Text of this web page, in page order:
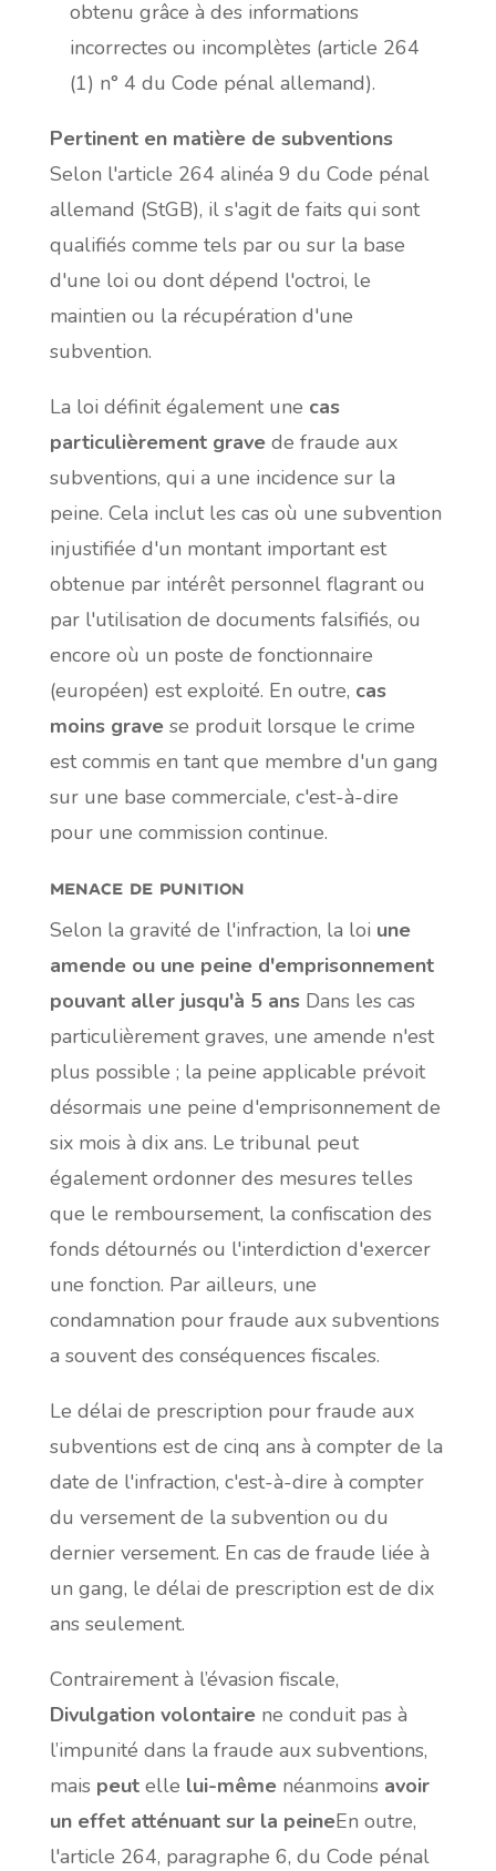
obtenu grâce à des informations
incorrectes ou incomplètes (article 264
(1) n° 4 du Code pénal allemand).
Pertinent en matière de subventions
Selon l'article 264 alinéa 9 du Code pénal
allemand (StGB), il s'agit de faits qui sont
qualifiés comme tels par ou sur la base
d'une loi ou dont dépend l'octroi, le
maintien ou la récupération d'une
subvention.
La loi définit également une cas
particulièrement gravede fraude aux
subventions, qui a une incidence sur la
peine. Cela inclut les cas où une subvention
injustifiée d'un montant important est
obtenue par intérêt personnel flagrant ou
par l'utilisation de documents falsifiés, ou
encore où un poste de fonctionnaire
(européen) est exploité. En outre, cas
moins gravese produit lorsque le crime
est commis en tant que membre d'un gang
sur une base commerciale, c'est-à-dire
pour une commission continue.
menace de punition
Selon la gravité de l'infraction, la loi une
amende ou une peine d'emprisonnement
pouvant aller jusqu'à 5 ansDans les cas
particulièrement graves, une amende n'est
plus possible ; la peine applicable prévoit
désormais une peine d'emprisonnement de
six mois à dix ans. Le tribunal peut
également ordonner des mesures telles
que le remboursement, la confiscation des
fonds détournés ou l'interdiction d'exercer
une fonction. Par ailleurs, une
condamnation pour fraude aux subventions
a souvent des conséquences fiscales.
Le délai de prescription pour fraude aux
subventions est de cinq ans à compter de la
date de l'infraction, c'est-à-dire à compter
du versement de la subvention ou du
dernier versement. En cas de fraude liée à
un gang, le délai de prescription est de dix
ans seulement.
Contrairement à l’évasion fiscale,
Divulgation volontairene conduit pas à
l’impunité dans la fraude aux subventions,
mais peutelle lui-mêmenéanmoins avoir
un effet atténuant sur la peineEn outre,
l'article 264, paragraphe 6, du Code pénal